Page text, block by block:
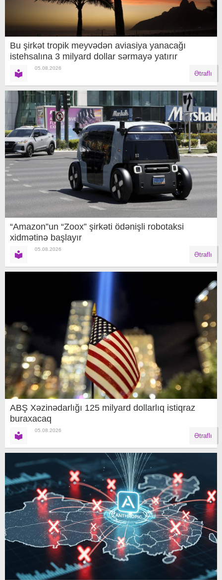
Bu şirkət tropik meyvədən aviasiya yanacağı
istehsalına 3 milyard dollar sərmayə yatırır
05.08.2026
Ətraflı
“Amazon”un “Zoox” şirkəti ödənişli robotaksi
xidmətinə başlayır
05.08.2026
Ətraflı
ABŞ Xəzinədarlığı 125 milyard dollarlıq istiqraz
buraxacaq
05.08.2026
Ətraflı